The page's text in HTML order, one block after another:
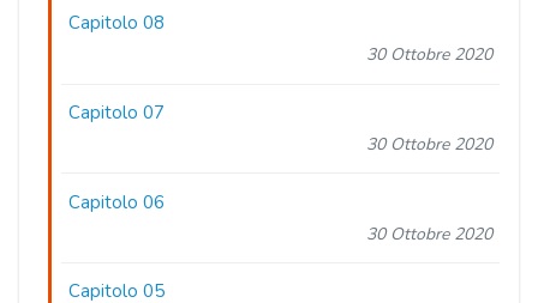
Capitolo 08
30 Ottobre 2020
Capitolo 07
30 Ottobre 2020
Capitolo 06
30 Ottobre 2020
Capitolo 05